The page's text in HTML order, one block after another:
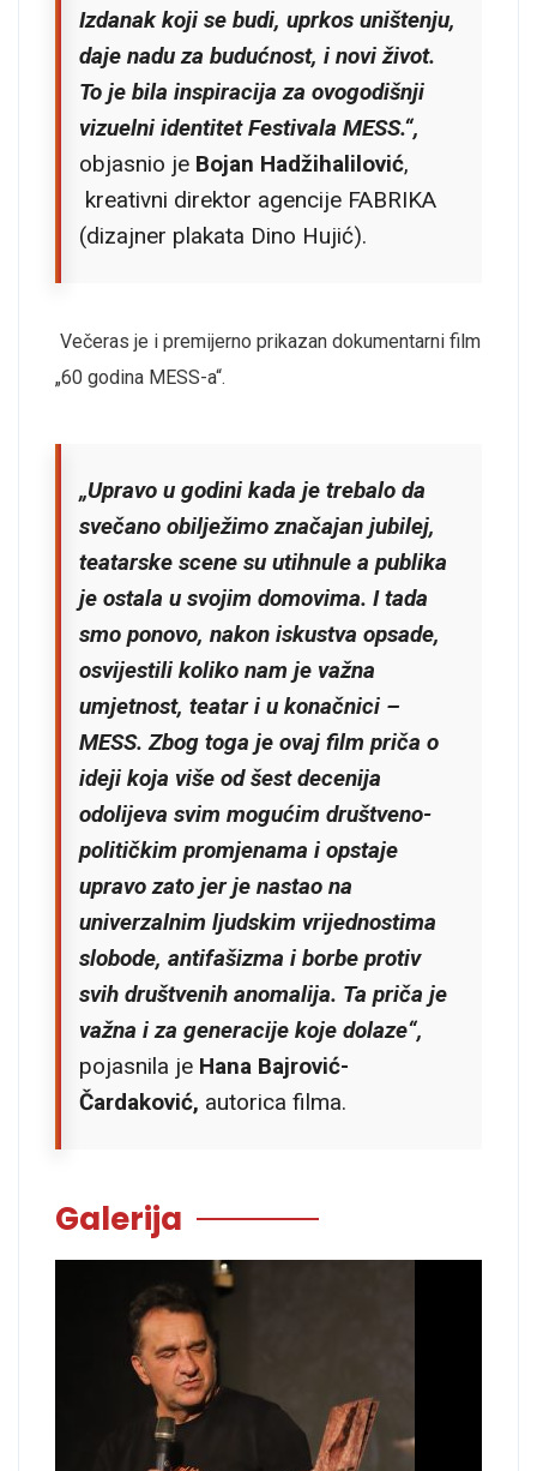
Izdanak koji se budi, uprkos uništenju,
daje nadu za budućnost, i novi život.
To je bila inspiracija za ovogodišnji
vizuelni identitet Festivala MESS.“,
objasnio je Bojan Hadžihalilović,
kreativni direktor agencije FABRIKA
(dizajner plakata Dino Hujić).
Večeras je i premijerno prikazan dokumentarni film
„60 godina MESS-a“.
„Upravo u godini kada je trebalo da
svečano obilježimo značajan jubilej,
teatarske scene su utihnule a publika
je ostala u svojim domovima. I tada
smo ponovo, nakon iskustva opsade,
osvijestili koliko nam je važna
umjetnost, teatar i u konačnici –
MESS. Zbog toga je ovaj film priča o
ideji koja više od šest decenija
odolijeva svim mogućim društveno-
političkim promjenama i opstaje
upravo zato jer je nastao na
univerzalnim ljudskim vrijednostima
slobode, antifašizma i borbe protiv
svih društvenih anomalija. Ta priča je
važna i za generacije koje dolaze“,
pojasnila je Hana Bajrović-
Čardaković, autorica filma.
Galerija